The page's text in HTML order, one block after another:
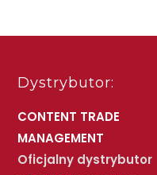
Dystrybutor:
CONTENT TRADE
MANAGEMENT
Oficjalny dystrybutor